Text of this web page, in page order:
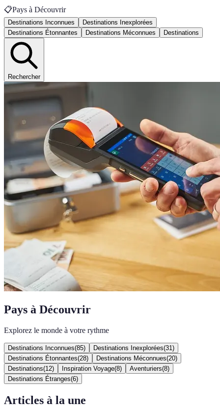
📋Pays à Découvrir
Destinations Inconnues
Destinations Inexplorées
Destinations Étonnantes
Destinations Méconnues Destinations
Rechercher
Pays à Découvrir
Explorez le monde à votre rythme
Destinations Inconnues(85) Destinations Inexplorées(31 )
Destinations Étonnantes(28) Destinations Méconnues(20)
Destinations(12) Inspiration Voyage(8) Aventuriers(8)
Destinations Étranges(6)
Articles à la une